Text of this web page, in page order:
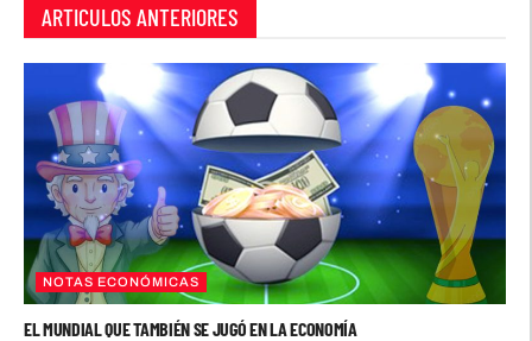
ARTICULOS ANTERIORES
NOTAS ECONÓMICAS
EL MUNDIAL QUE TAMBIÉN SE JUGÓ EN LA ECONOMÍA